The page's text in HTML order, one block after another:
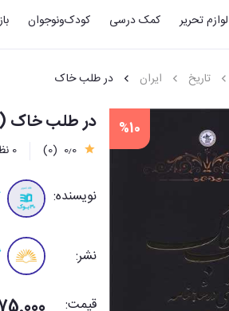
لوازم تحریر کمک درسی کودک‌ونوجوان
تاریخ ایران در طلب خاک
%10 در طلب خاک
0٫0 (0) 0 نظر
نویسنده:
نشر:
قیمت: